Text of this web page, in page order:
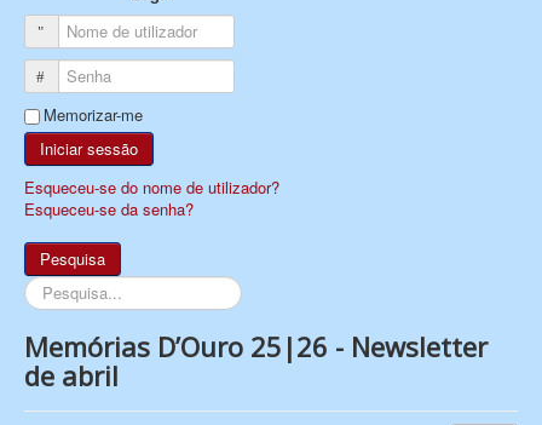
Nome de utilizador
Senha
Memorizar-me
Iniciar sessão
Esqueceu-se do nome de utilizador?
Esqueceu-se da senha?
Pesquisa
Pesquisa...
Memórias D’Ouro 25|26 - Newsletter
de abril